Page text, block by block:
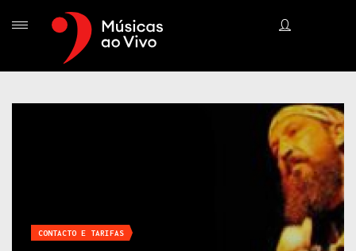
CONTACTO E TARIFAS